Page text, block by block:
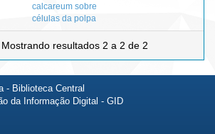
calcareum sobre
células da polpa
Mostrando resultados 2 a 2 de 2
- Biblioteca Central
da Informação Digital - GID